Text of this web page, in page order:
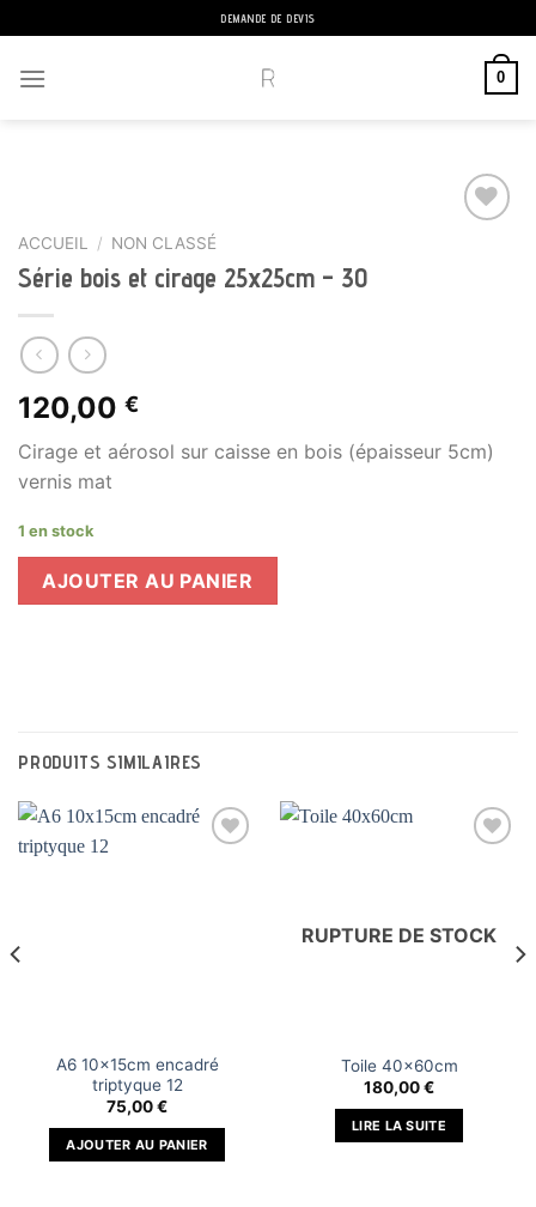
au
contenu
DEMANDE DE DEVIS
0
ACCUEIL / NON CLASSÉ
Série bois et cirage 25x25cm – 30
120,00 €
Cirage et aérosol sur caisse en bois (épaisseur 5cm)
vernis mat
1 en stock
AJOUTER AU PANIER
PRODUITS SIMILAIRES
A6 10x15cm encadré
triptyque 12
75,00€
AJOUTER AU PANIER
de
RUPTURE DE STOCK
Toile 40x60cm
180,00€
LIRE LA SUITE